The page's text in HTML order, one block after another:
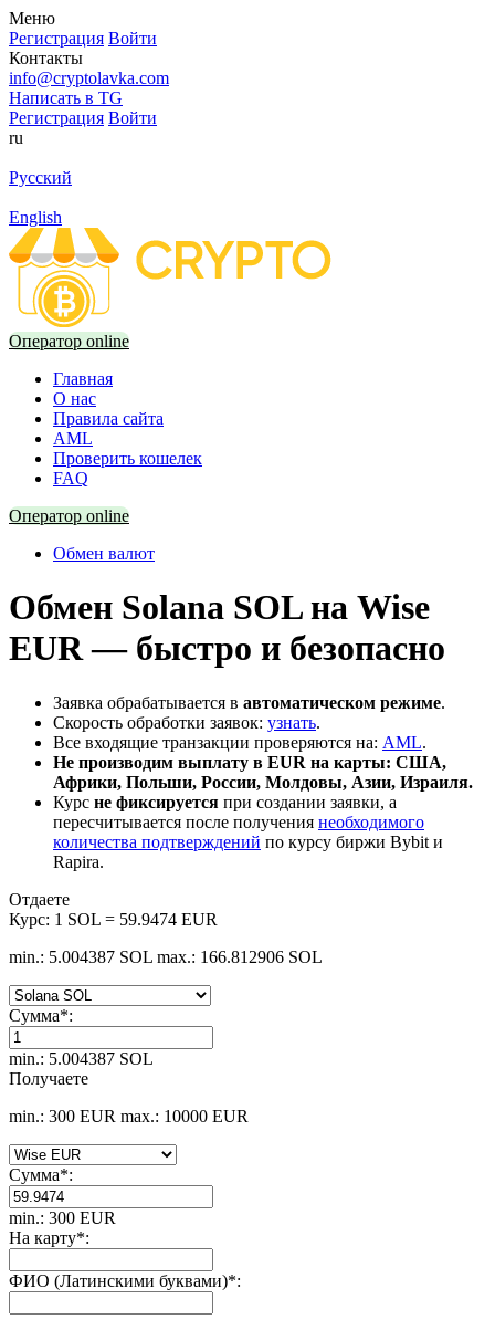
Меню
Регистрация Войти
Контакты
info@cryptolavka.com
Написать в TG
Регистрация Войти
ru
Русский
English
Оператор online
Главная
О нас
Правила сайта
AML
Проверить кошелек
FAQ
Оператор online
Обмен валют
Обмен Solana SOL на Wise
EUR — быстро и безопасно
Заявка обрабатывается в автоматическом режиме.
Скорость обработки заявок: узнать.
Все входящие транзакции проверяются на: AML.
Не производим выплату в EUR на карты: США,
Африки, Польши, России, Молдовы, Азии, Израиля.
Курс не фиксируется при создании заявки, а
пересчитывается после получения необходимого
количества подтверждений по курсу биржи Bybit и
Rapira.
Отдаете
Курс: 1 SOL = 59.9474 EUR
min.: 5.004387 SOL max.: 166.812906 SOL
Сумма*:
min.: 5.004387 SOL
Получаете
min.: 300 EUR max.: 10000 EUR
Сумма*:
min.: 300 EUR
На карту*:
ФИО (Латинскими буквами)*: